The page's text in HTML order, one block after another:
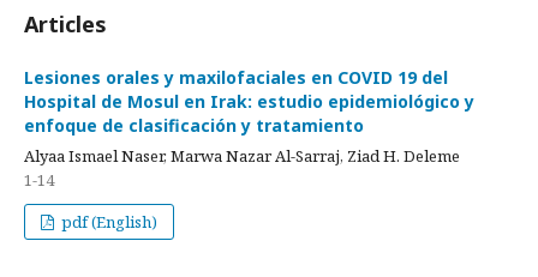
Articles
Lesiones orales y maxilofaciales en COVID 19 del
Hospital de Mosul en Irak: estudio epidemiológico y
enfoque de clasificación y tratamiento
Alyaa Ismael Naser, Marwa Nazar Al-Sarraj, Ziad H. Deleme
1-14
pdf (English)